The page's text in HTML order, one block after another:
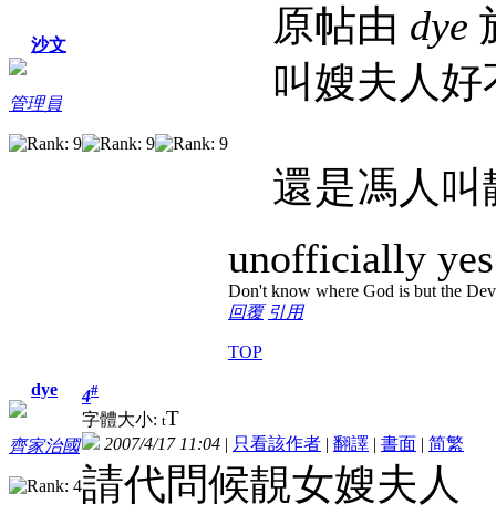
沙文
管理員
原帖由 dye
叫嫂夫人
還是馮人
unofficially
Don't know where God is but the
回覆 引用
TOP
dye
齊家治國
4#
字體大小: tT
2007/4/17 11:04 | 只看該作者 | 翻譯 | 書面 | 简繁
請代問候靚女嫂夫人